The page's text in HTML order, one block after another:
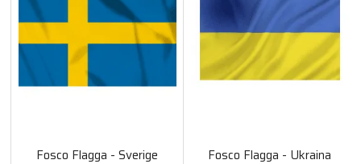
Fosco Flagga - Sverige Fosco Flagga - Ukraina